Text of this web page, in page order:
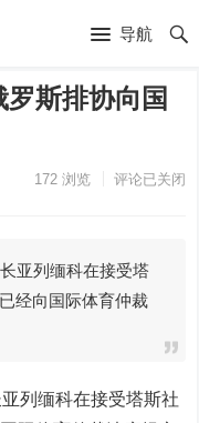
导航
斯排协向国
172浏览 评论已关闭
亚列缅科在接受塔
经向国际体育仲裁
列缅科在接受塔斯社